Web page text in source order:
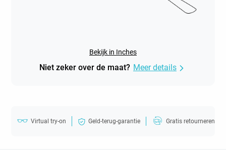
Bekijk in Inches
Niet zeker over de maat? Meer details
Virtual try-on Geld-terug-garantie Gratis retourneren